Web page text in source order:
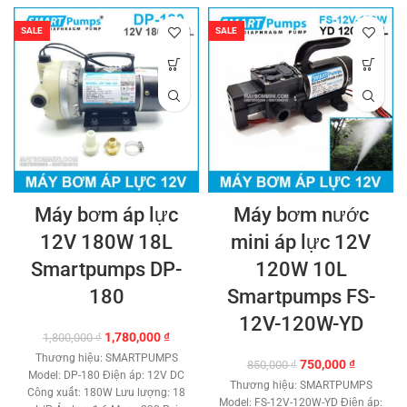
phối:Maybommini.comSản
phẩm cao cấp Khẳng định độ an
toàn và chất lượng.Hổ trợ kỹ
thuật vĩnh viễn. TƯ VẤN KỸ
THUẬT – MUA HÀNG
0908997823 – 0908997872
0907294310 – 02873030399
SALE
Máy bơm áp lực
12V 180W 18L
Smartpumps DP-
180
1,800,000₫ Giá
gốc
là:
1,800,000 ₫.
1,780,000₫Giá
hiện
tại
là:
1,780,000 ₫.
Thương hiệu: SMARTPUMPS
Model: DP-180 Điện áp: 12V DC
Công xuất: 180W Lưu lượng: 18
SALE
Máy bơm nước
mini áp lực 12V
120W 10L
Smartpumps FS-
12V-120W-YD
850,000₫ Giá
gốc
là:
750,000₫Giá
hiện
tại
Thương hiệu: SMARTPUMPS
Model: FS-12V-120W-YD Điện áp: